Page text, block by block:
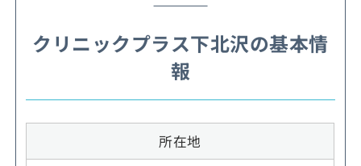
クリニックプラス下北沢の基本情
報
所在地